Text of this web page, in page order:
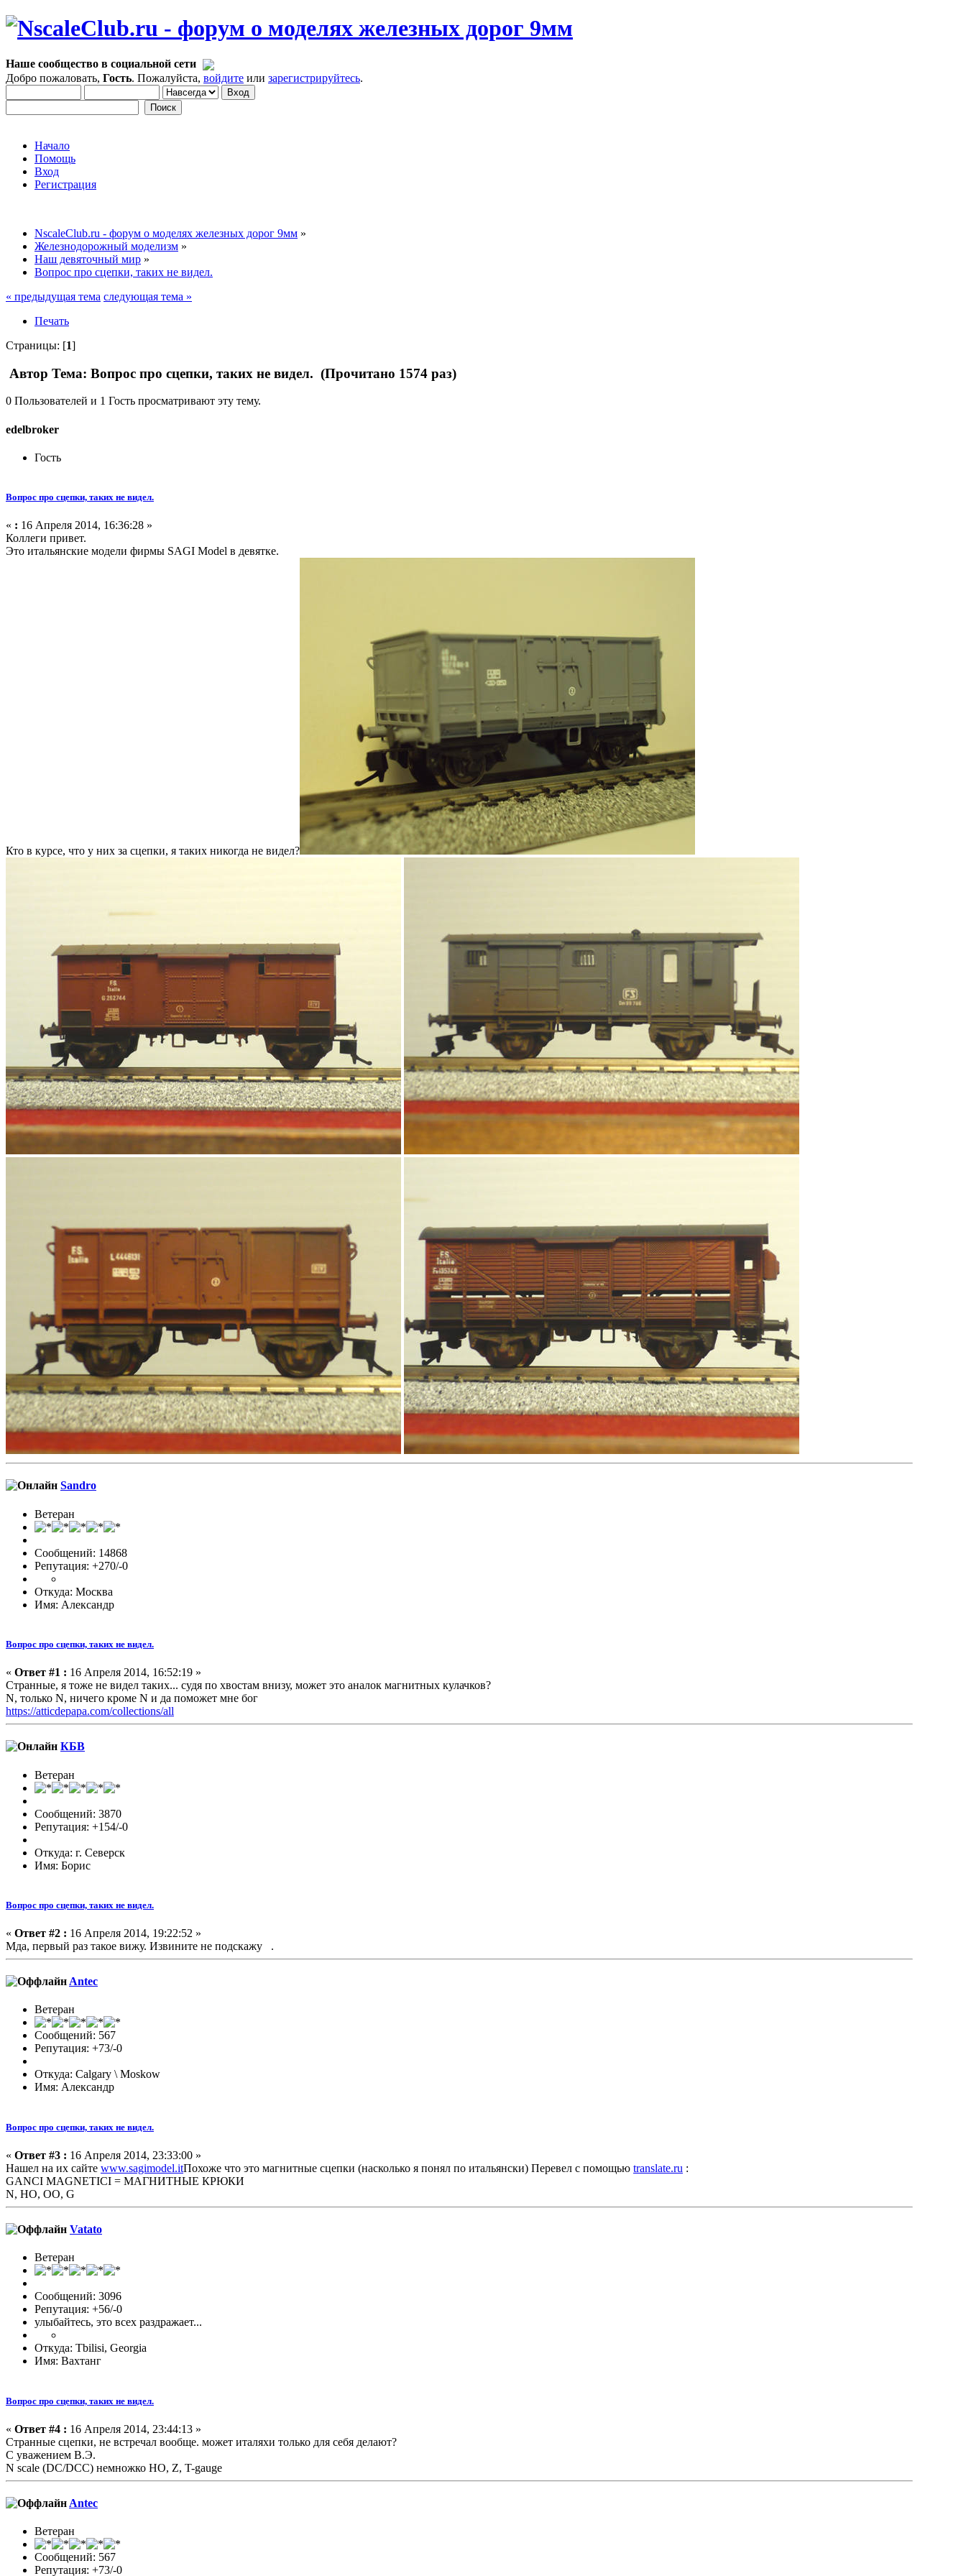
Наше сообщество в социальной сети
Добро пожаловать, Гость. Пожалуйста, войдите или зарегистрируйтесь.
Начало
Помощь
Вход
Регистрация
NscaleClub.ru - форум о моделях железных дорог 9мм »
Железнодорожный моделизм »
Наш девяточный мир »
Вопрос про сцепки, таких не видел.
« предыдущая тема следующая тема »
Печать
Страницы: [1]
Автор Тема: Вопрос про сцепки, таких не видел. (Прочитано 1574 раз)
0 Пользователей и 1 Гость просматривают эту тему.
edelbroker
Гость
Вопрос про сцепки, таких не видел.
« : 16 Апреля 2014, 16:36:28 »
Коллеги привет.
Это итальянские модели фирмы SAGI Model в девятке.
Кто в курсе, что у них за сцепки, я таких никогда не видел?
Sandro
Ветеран
Сообщений: 14868
Репутация: +270/-0
Откуда: Москва
Имя: Александр
Вопрос про сцепки, таких не видел.
« Ответ #1 : 16 Апреля 2014, 16:52:19 »
Странные, я тоже не видел таких... судя по хвостам внизу, может это аналок магнитных кулачков?
N, только N, ничего кроме N и да поможет мне бог
https://atticdepapa.com/collections/all
КБВ
Ветеран
Сообщений: 3870
Репутация: +154/-0
Откуда: г. Северск
Имя: Борис
Вопрос про сцепки, таких не видел.
« Ответ #2 : 16 Апреля 2014, 19:22:52 »
Мда, первый раз такое вижу. Извините не подскажу
.
Antec
Ветеран
Сообщений: 567
Репутация: +73/-0
Откуда: Calgary \ Moskow
Имя: Александр
Вопрос про сцепки, таких не видел.
« Ответ #3 : 16 Апреля 2014, 23:33:00 »
Нашел на их сайте www.sagimodel.itПохоже что это магнитные сцепки (насколько я понял по итальянски) Перевел с помощью translate.ru :
GANCI MAGNETICI = МАГНИТНЫЕ КРЮКИ
N, HO, OO, G
Vatato
Ветеран
Сообщений: 3096
Репутация: +56/-0
улыбайтесь, это всех раздражает...
Откуда: Tbilisi, Georgia
Имя: Вахтанг
Вопрос про сцепки, таких не видел.
« Ответ #4 : 16 Апреля 2014, 23:44:13 »
Странные сцепки, не встречал вообще. может италяхи только для себя делают?
С уважением В.Э.
N scale (DC/DCC) немножко HO, Z, T-gauge
Antec
Ветеран
Сообщений: 567
Репутация: +73/-0